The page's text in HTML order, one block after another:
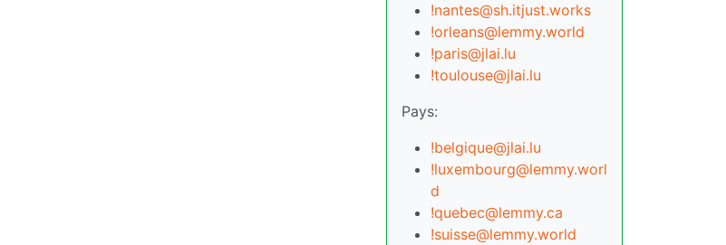
!nantes@sh.itjust.works
!orleans@lemmy.world
!paris@jlai.lu
!toulouse@jlai.lu
Pays:
!belgique@jlai.lu
!luxembourg@lemmy.worl
d
!quebec@lemmy.ca
!suisse@lemmy.world